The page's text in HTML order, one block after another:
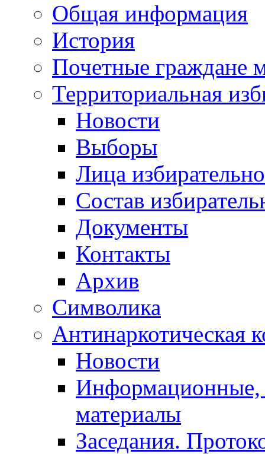
Общая информация
История
Почетные граждане
Территориальная
Новости
Выборы
Лица
Состав
Документы
Контакты
Архив
Символика
Антинаркотическая
Новости
Информационные,
материалы
Заседания.